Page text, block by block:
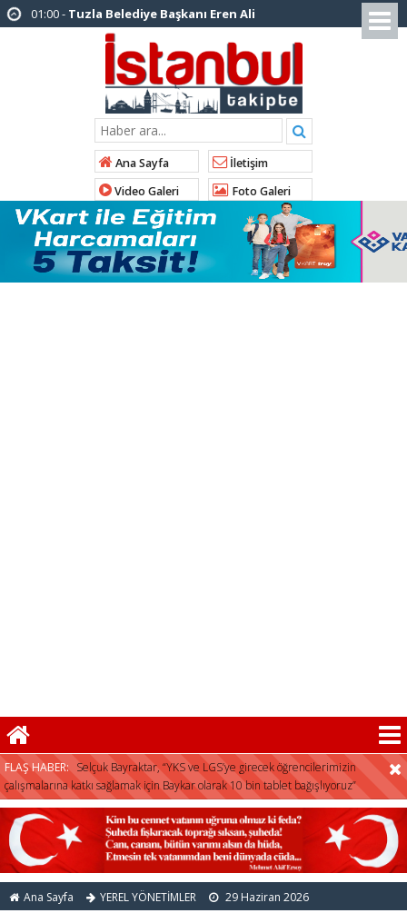
12:26 - İstanbul Emniyet Müdürlüğünden
“Gök Kubbe’de, Mavi Vatan’da, Şanlı Topraklarda:
İstanbul Emniyeti Her Yerde” paylaşımı
Çekmeköy Belediye Başkanı Orhan
Çerkez AK Parti’ye katıldı
İstanbul’da 4 CHP’li belediye başkanı
AK Parti’ye katılıyor
14:10 -Pendik Belediyesi ekipleri
Balıkesir’deki orman yangınına müdahale ediyor
10:23 -Arnavutköy Belediyesi’nden
Kastamonu Cide’ye kardeşlik eli
Ana Sayfa
İletişim
Video Galeri
Foto Galeri
FLAŞ HABER: Selçuk Bayraktar, “YKS ve LGS’ye girecek öğrencilerimizin
çalışmalarına katkı sağlamak için Baykar olarak 10 bin tablet bağışlıyoruz”
Ana Sayfa YEREL YÖNETİMLER 29 Haziran 2026